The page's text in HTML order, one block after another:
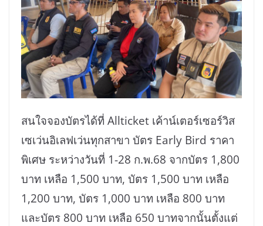
สนใจจองบัตรได้ที่ Allticket เค้าน์เตอร์เซอร์วิส
เซเว่นอิเลฟเว่นทุกสาขา บัตร Early Bird ราคา
พิเศษ ระหว่างวันที่ 1-28 ก.พ.68 จากบัตร 1,800
บาท เหลือ 1,500 บาท, บัตร 1,500 บาท เหลือ
1,200 บาท, บัตร 1,000 บาท เหลือ 800 บาท
และบัตร 800 บาท เหลือ 650 บาทจากนั้นตั้งแต่